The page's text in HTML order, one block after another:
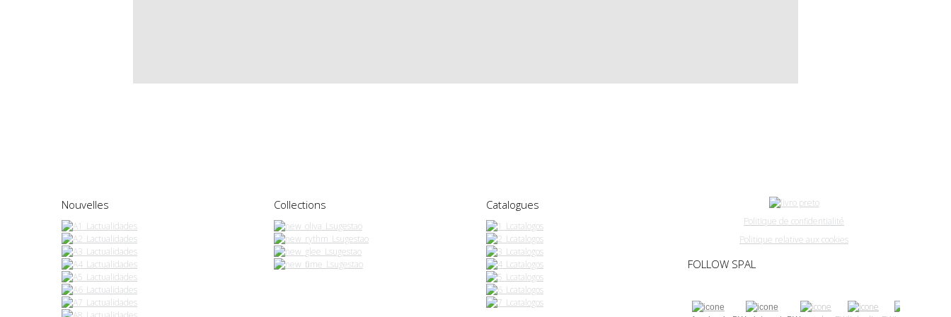
Nouvelles Collections Catalogues
Politique de confidentialité
Politique relative aux cookies
FOLLOW SPAL